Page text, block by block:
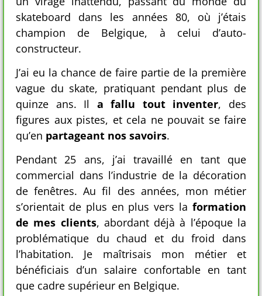
skateboard dans les années 80, où j’étais
champion de Belgique, à celui d’auto-
constructeur.
J’ai eu la chance de faire partie de la première
vague du skate, pratiquant pendant plus de
quinze ans. Il a fallu tout inventer, des
figures aux pistes, et cela ne pouvait se faire
qu’en partageant nos savoirs.
Pendant 25 ans, j’ai travaillé en tant que
commercial dans l’industrie de la décoration
de fenêtres. Au fil des années, mon métier
s’orientait de plus en plus vers la formation
de mes clients, abordant déjà à l’époque la
problématique du chaud et du froid dans
l’habitation. Je maîtrisais mon métier et
bénéficiais d’un salaire confortable en tant
que cadre supérieur en Belgique.